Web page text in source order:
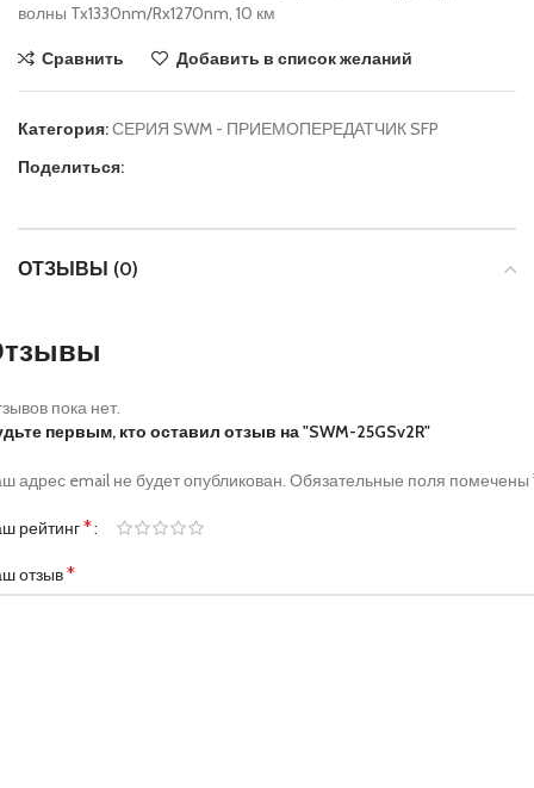
волны Tx1330nm/Rx1270nm, 10 км
Сравнить Добавить в список желаний
Категория:СЕРИЯ SWM - ПРИЕМОПЕРЕДАТЧИК SFP
Поделиться:
ОТЗЫВЫ (0)
пока нет.
первым, кто оставил отзыв на "SWM-25GSv2R"
адрес email не будет опубликован. Обязательные поля помечены
рейтинг*
отзыв*